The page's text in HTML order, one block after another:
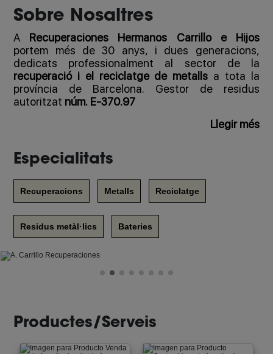
Sobre Nosaltres
A Recuperaciones Hermanos Carrillo e Hijos
portem més de 30 anys, i dues generacions,
dedicats professionalment al sector de la
recuperació i el reciclatge de metalls a tota la
província de Barcelona. Gestor de residus
autoritzat núm. E-370.97
Llegir més
Especialitats
Recuperacions Metalls Reciclatge
Residus metàl·lics Bateries
Productes/Serveis